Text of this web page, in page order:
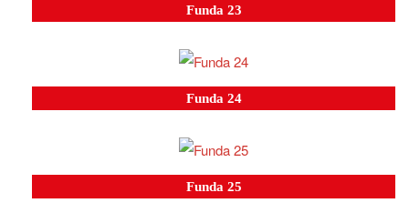
Funda 23
Funda 24
Funda 25